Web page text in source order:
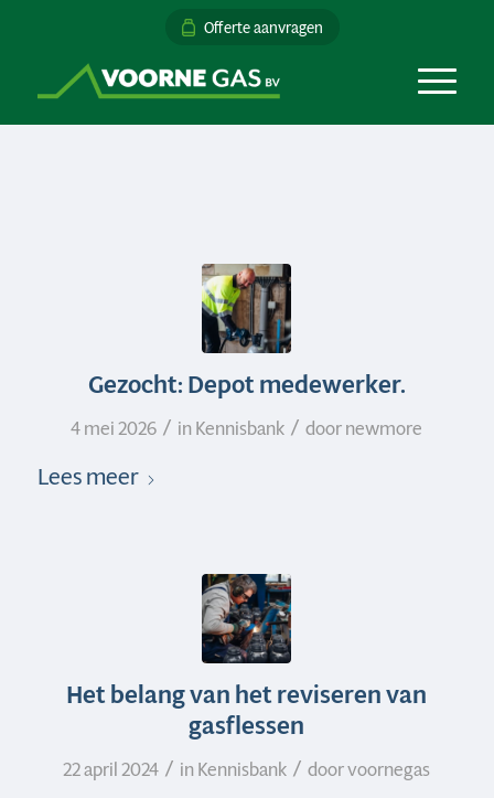
Offerte aanvragen
Gezocht: Depot medewerker.
4 mei 2026 / inKennisbank / doornewmore
Lees meer
Het belang van het reviseren van
gasflessen
22 april 2024 / inKennisbank / doorvoornegas